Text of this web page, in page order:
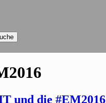
und die #EM2016